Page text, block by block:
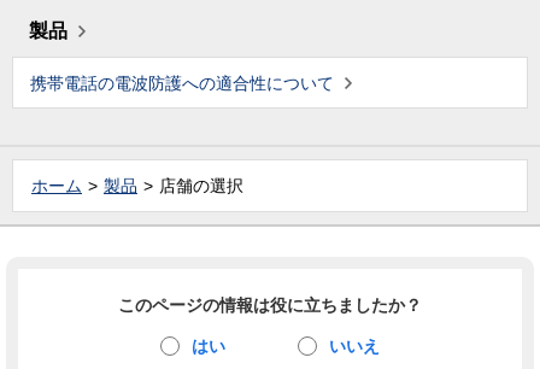
製品
携帯電話の電波防護への適合性について
ホーム 製品 店舗の選択
このページの情報は役に立ちましたか？
はい いいえ